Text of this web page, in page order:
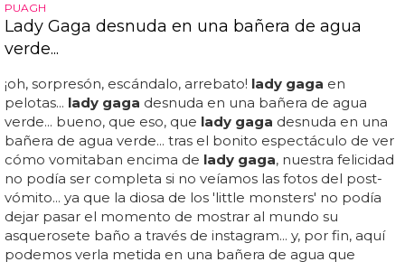
PUAGH
Lady Gaga desnuda en una bañera de agua
verde...
¡oh, sorpresón, escándalo, arrebato! lady gaga en
pelotas... lady gaga desnuda en una bañera de agua
verde... bueno, que eso, que lady gaga desnuda en una
bañera de agua verde... tras el bonito espectáculo de ver
cómo vomitaban encima de lady gaga, nuestra felicidad
no podía ser completa si no veíamos las fotos del post-
vómito... ya que la diosa de los 'little monsters' no podía
dejar pasar el momento de mostrar al mundo su
asquerosete baño a través de instagram... y, por fin, aquí
podemos verla metida en una bañera de agua que